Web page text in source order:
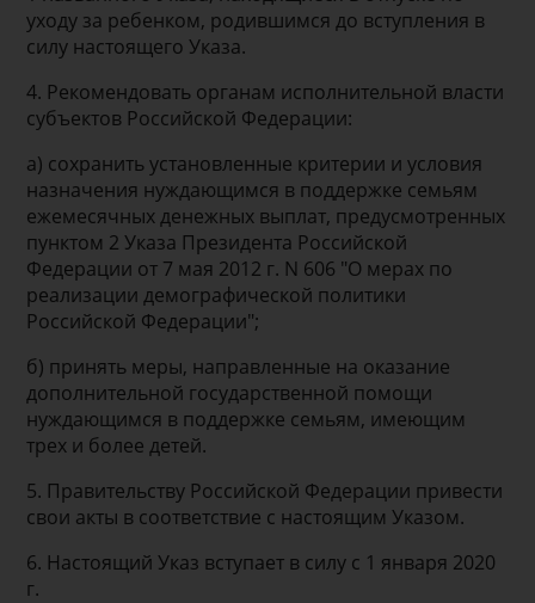
уходу за ребенком, родившимся до вступления в
силу настоящего Указа.
4. Рекомендовать органам исполнительной власти
субъектов Российской Федерации:
а) сохранить установленные критерии и условия
назначения нуждающимся в поддержке семьям
ежемесячных денежных выплат, предусмотренных
пунктом 2 Указа Президента Российской
Федерации от 7 мая 2012 г. N 606 "О мерах по
реализации демографической политики
Российской Федерации";
б) принять меры, направленные на оказание
дополнительной государственной помощи
нуждающимся в поддержке семьям, имеющим
трех и более детей.
5. Правительству Российской Федерации привести
свои акты в соответствие с настоящим Указом.
6. Настоящий Указ вступает в силу с 1 января 2020
г.